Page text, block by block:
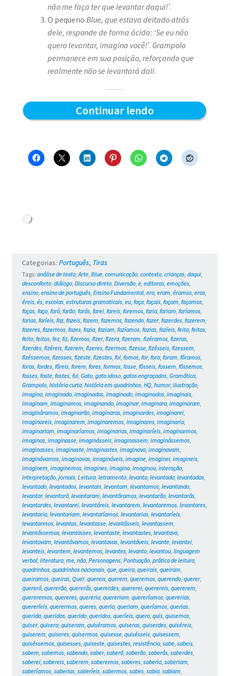
não me faça ter que levantar daqui!’.
O pequeno Blue, que estava deitado atrás
dele, responde de forma ácida: ‘Se eu não
quero levantar, imagina você!’. Grampolo
permanece em sua posição, reforçando que
realmente não se levantará dali.
Continuar lendoQuem
–
#17
Carregando...
Categorias: Português, Tiras
Tags: análise de texto,Arte, Blue, comunicação, contexto, crianças, daqui,
desconforto, diálogo, Discurso direto, Diversão, e, editoras, emoções,
ensino, ensino de português, Ensino Fundamental, era, eram, éramos, eras,
éreis, és, escolas, estruturas gramaticais, eu, faça, façais, façam, façamos,
faças, faço, fará, farão, farás, farei, fareis, faremos, faria, fariam, faríamos,
farias, faríeis, faz, fazeis, fazem, fazemos, fazendo, fazer, fazerdes, fazerem,
fazeres, fazermos, fazes, fazia, faziam, fazíamos, fazias, fazíeis, feita, feitas,
feito, feitos, fez, fiz, fizemos, fizer, fizera, fizeram, fizéramos, fizeras,
fizerdes, fizéreis, fizerem, fizeres, fizermos, fizesse, fizésseis, fizessem,
fizéssemos, fizesses, fizeste, fizestes, foi, fomos, for, fora, foram, fôramos,
foras, fordes, fôreis, forem, fores, formos, fosse, fôsseis, fossem, fôssemos,
fosses, foste, fostes, fui, Gato, gato idoso, gatos engraçados, Gramática,
Grampolo, história curta, história em quadrinhos, HQ, humor, ilustração,
imagina, imaginada, imaginadas, imaginado, imaginados, imaginais,
imaginam, imaginamos, imaginando, imaginar, imaginara, imaginaram,
imagináramos, imaginarão, imaginaras, imaginardes, imaginarei,
imaginareis, imaginarem, imaginaremos, imaginares, imaginaria,
imaginariam, imaginaríamos, imaginarias, imaginaríeis, imaginarmos,
imaginas, imaginasse, imaginásseis, imaginassem, imaginássemos,
imaginasses, imaginaste, imaginastes, imaginava, imaginavam,
imaginávamos, imaginavas, imagináveis, imagine, imaginei, imagineis,
imaginem, imaginemos, imagines, imagino, imaginou, interação,
interpretação, jornais, Leitura, letramento, levanta, levantada, levantadas,
levantado, levantados, levantais, levantam, levantamos, levantando,
levantar, levantará, levantaram, levantáramos, levantarão, levantarás,
levantardes, levantarei, levantáreis, levantarem, levantaremos, levantares,
levantaria, levantariam, levantaríamos, levantarias, levantaríeis,
levantarmos, levantas, levantasse, levantásseis, levantassem,
levantássemos, levantasses, levantaste, levantastes, levantava,
levantavam, levantávamos, levantavas, levantáveis, levante, levantei,
levanteis, levantem, levantemos, levantes, levanto, levantou, linguagem
verbal, literatura, me, não, Personagens, Pontuação, prática de leitura,
quadrinhos, quadrinhos nacionais, que, queira, queirais, queiram,
queiramos, queiras, Quer, quereis, querem, queremos, querendo, querer,
quererá, quererão, quererás, quererdes, quererei, querereis, quererem,
quereremos, quereres, quereria, quereriam, quereríamos, quererias,
quereríeis, querermos, queres, queria, queriam, queríamos, querias,
querida, queridas, querido, queridos, queríeis, quero, quis, quisemos,
quiser, quisera, quiseram, quiséramos, quiseras, quiserdes, quiséreis,
quiserem, quiseres, quisermos, quisesse, quisésseis, quisessem,
quiséssemos, quisesses, quiseste, quisestes, resistência, sabe, sabeis,
sabem, sabemos, sabendo, saber, saberá, saberão, saberás, saberdes,
saberei, sabereis, saberem, saberemos, saberes, saberia, saberiam,
saberíamos, saberias, saberíeis, sabermos, sabes, sabia, sabiam,